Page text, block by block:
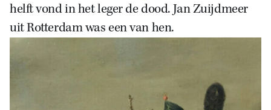
helft vond in het leger de dood. Jan Zuijdmeer
uit Rotterdam was een van hen.